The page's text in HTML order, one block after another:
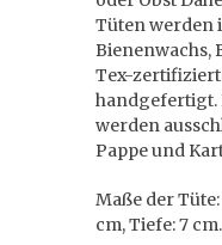
Tüten werden
Bienenwachs,
Tex-
handgefertigt.
werden
Pappe und
Maße der Tüte:
cm, Tiefe: 7 cm.